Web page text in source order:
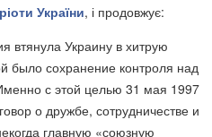
України, і продовжує:
втянула Украину в хитрую
было сохранение контроля над
с этой целью 31 мая 1997
о дружбе, сотрудничестве и
главную «союзную